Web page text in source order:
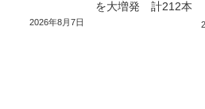
2026年8月7日
を大増発 計212本